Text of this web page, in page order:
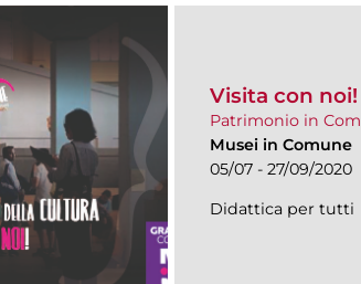
Visita con noi!
Patrimonio in
Musei in Comune
05/07 - 27/09/2020
Didattica per tutti